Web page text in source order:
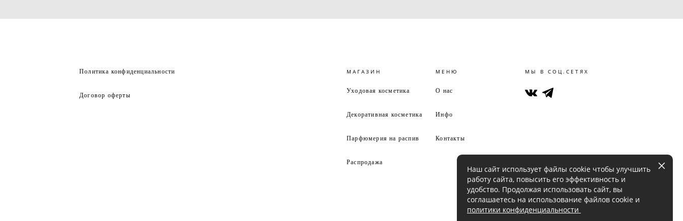
Политика конфиденциальности
Договор оферты
МАГАЗИН
Уходовая косметика
Декоративная косметика
Парфюмерия на распив
Распродажа
МЕНЮ
О нас
Инфо
Контакты
МЫ В СОЦ.СЕТЯХ
Наш сайт использует файлы cookie чтобы улучшить
работу сайта, повысить его эффективность и
удобство. Продолжая использовать сайт, вы
соглашаетесь на использование файлов cookie и
политики конфиденциальности